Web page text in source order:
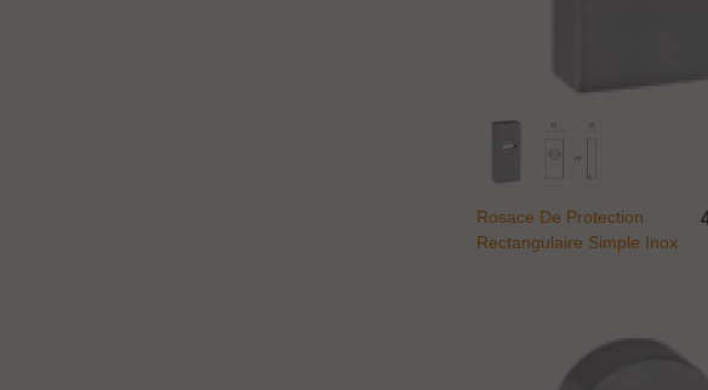
Ajouter Au Panier
Rosace De Protection
Rectangulaire Simple Inox